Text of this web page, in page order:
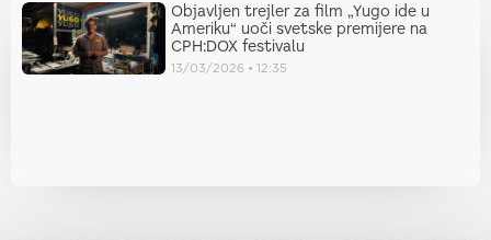
Objavljen trejler za film „Yugo ide u
Ameriku“ uoči svetske premijere na
CPH:DOX festivalu
13/03/2026 12:35